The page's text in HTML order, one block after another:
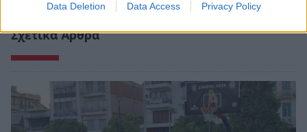
Data Deletion Data Access Privacy Policy
Σχετικά Άρθρα